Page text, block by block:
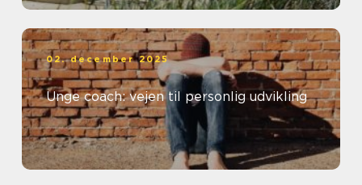
02. december 2025
Unge coach: vejen til personlig udvikling